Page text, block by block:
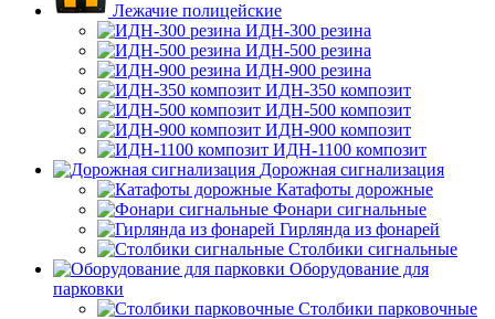
Лежачие полицейские
ИДН-300 резина
ИДН-500 резина
ИДН-900 резина
ИДН-350 композит
ИДН-500 композит
ИДН-900 композит
ИДН-1100 композит
Дорожная сигнализация
Катафоты дорожные
Фонари сигнальные
Гирлянда из фонарей
Столбики сигнальные
Оборудование для
парковки
Столбики парковочные